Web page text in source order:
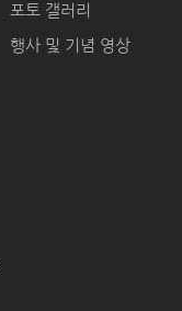
포토 갤러리
행사 및 기념 영상